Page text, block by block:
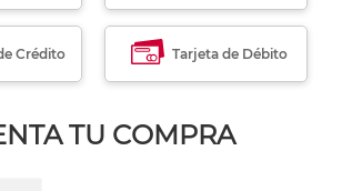
Crédito Tarjeta de Débito
TU COMPRA